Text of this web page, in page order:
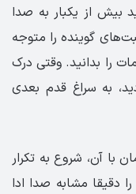
بیش از یکبار به صدا
گوینده را متوجه
را بدانید. وقتی درک
به سراغ قدم بعدی
با آن، شروع به تکرار
دقیقا مشابه صدا ادا